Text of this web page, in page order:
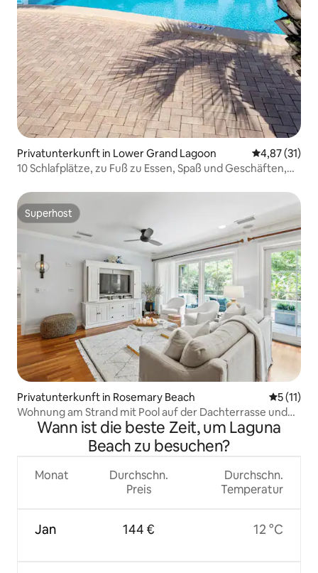
Privatunterkunft in Lower Grand Lagoon
4,87 (31)
10 Schlafplätze, zu Fuß zu Essen, Spaß und Geschäften,
Superhost
Superhost
Privatunterkunft in Rosemary Beach
5 (11)
Wohnung am Strand mit Pool auf der Dachterrasse und
Whirlpool
Wann ist die beste Zeit, um Laguna
Beach zu besuchen?
Monat
Jan
Durchschn.
Preis
144 €
Durchschn.
Temperatur
12 °C